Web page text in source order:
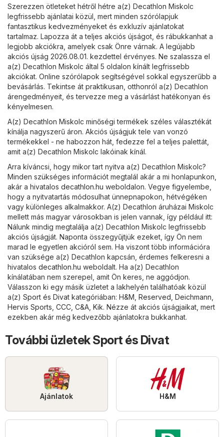
Szerezzen ötleteket hétről hétre a(z) Decathlon Miskolc
legfrissebb ajánlatai közül, mert minden szórólapjuk
fantasztikus kedvezményeket és exkluzív ajánlatokat
tartalmaz. Lapozza át a teljes akciós újságot, és rábukkanhat a
legjobb akciókra, amelyek csak Önre várnak. A legújabb
akciós újság 2026.08.01. kezdettel érvényes. Ne szalassza el
a(z) Decathlon Miskolc által 5 oldalon kínált legfrissebb
akciókat. Online szórólapok segítségével sokkal egyszerűbb a
bevásárlás. Tekintse át praktikusan, otthonról a(z) Decathlon
árengedményeit, és tervezze meg a vásárlást hatékonyan és
kényelmesen.
A(z) Decathlon Miskolc minőségi termékek széles választékát
kínálja nagyszerű áron. Akciós újságjuk tele van vonzó
termékekkel - ne habozzon hát, fedezze fel a teljes palettát,
amit a(z) Decathlon Miskolc lakóinak kínál.
Arra kíváncsi, hogy mikor tart nyitva a(z) Decathlon Miskolc?
Minden szükséges információt megtalál akár a mi honlapunkon,
akár a hivatalos decathlon.hu weboldalon. Vegye figyelembe,
hogy a nyitvatartás módosulhat ünnepnapokon, hétvégéken
vagy különleges alkalmakkor. A(z) Decathlon áruházai Miskolc
mellett más magyar városokban is jelen vannak, így például itt:
Nálunk mindig megtalálja a(z) Decathlon Miskolc legfrissebb
akciós újságját. Naponta összegyűjtjük ezeket, így Ön nem
marad le egyetlen akcióról sem. Ha viszont több információra
van szüksége a(z) Decathlon kapcsán, érdemes felkeresni a
hivatalos decathlon.hu weboldalt. Ha a(z) Decathlon
kínálatában nem szerepel, amit Ön keres, ne aggódjon.
Válasszon ki egy másik üzletet a lakhelyén találhatóak közül
a(z) Sport és Divat kategóriában: H&M Reserved Deichmann
Hervis Sports CCC C&A Kik. Nézze át akciós újságjaikat, mert
ezekben akár még kedvezőbb ajánlatokra bukkanhat.
További üzletek Sport és Divat
Ajánlatok H&M